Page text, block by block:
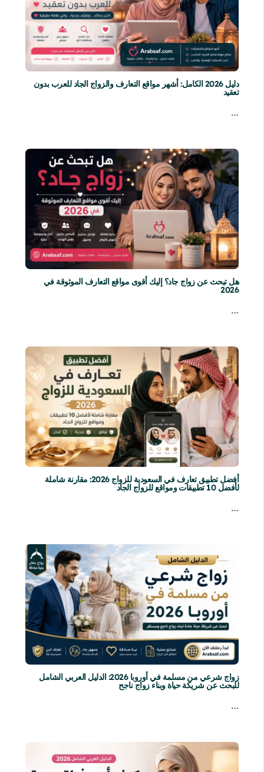
دليل 2026 الكامل: أشهر مواقع التعارف والزواج الجاد للعرب بدون
تعقيد
…
هل تبحث عن زواج جاد؟ إليك أقوى مواقع التعارف الموثوقة في
2026
…
أفضل تطبيق تعارف في السعودية للزواج 2026: مقارنة شاملة
لأفضل 10 تطبيقات ومواقع للزواج الجاد
…
زواج شرعي من مسلمة في أوروبا 2026: الدليل العربي الشامل
للبحث عن شريكة حياة وبناء زواج ناجح
…